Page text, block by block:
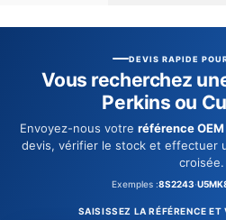
diesel
générateurs
DEVIS RAPIDE
Vous recherchez
Perkins ou
Envoyez-nous votre référence OEM
devis, vérifier le stock et effectuer
croisée.
Exemples :8S2243·
SAISISSEZ LA RÉFÉRENCE ET